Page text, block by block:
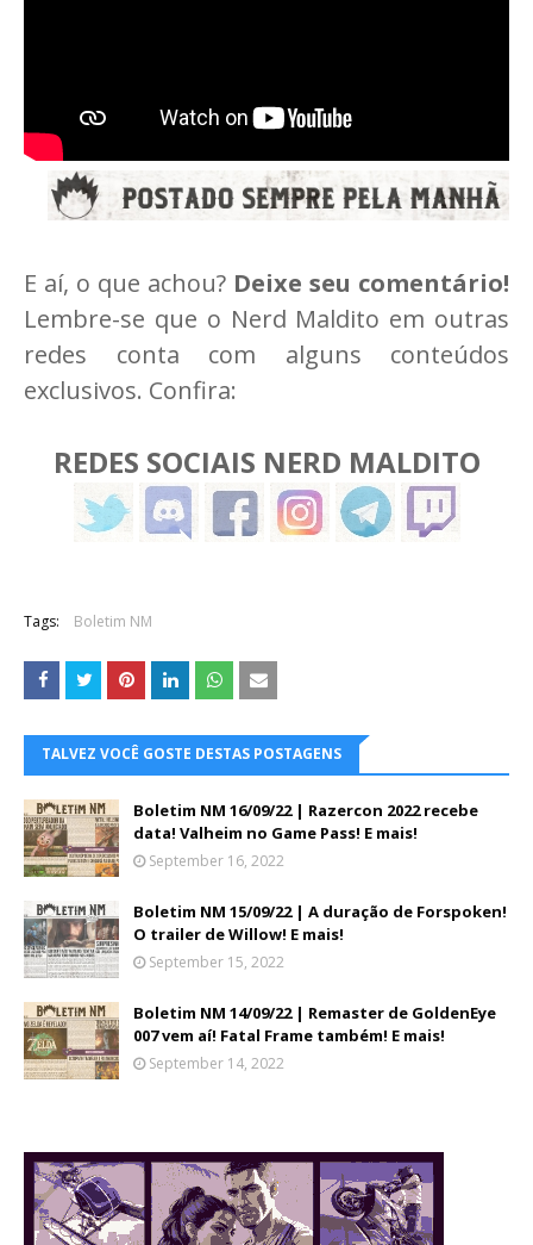
E aí, o que achou? Deixe seu comentário!
Lembre-se que o Nerd Maldito em outras
redes conta com alguns conteúdos
exclusivos. Confira:
REDES SOCIAIS NERD MALDITO
Tags: Boletim NM
TALVEZ VOCÊ GOSTE DESTAS POSTAGENS
Boletim NM 16/09/22 | Razercon 2022 recebe
data! Valheim no Game Pass! E mais!
September 16, 2022
Boletim NM 15/09/22 | A duração de Forspoken!
O trailer de Willow! E mais!
September 15, 2022
Boletim NM 14/09/22 | Remaster de GoldenEye
007 vem aí! Fatal Frame também! E mais!
September 14, 2022